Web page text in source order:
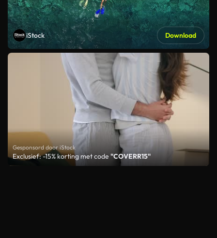
iStock Download
Gesponsord door iStock
Exclusief: -15% korting met code "COVERR15"